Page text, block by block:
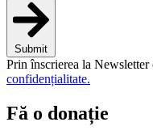
Submit
Prin înscrierea la Newsletter
confidențialitate.
Fă o donație